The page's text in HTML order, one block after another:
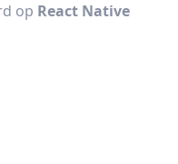
op React Native